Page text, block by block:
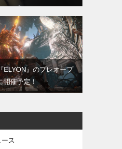
ELYON』のプレオープ
開催予定！
ス